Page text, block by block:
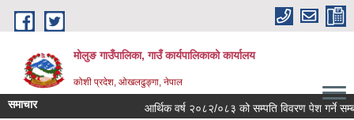
Skip to main content
मोलुङ गाउँपालिका, गाउँ कार्यपालिकाको कार्यालय
कोशी प्रदेश, ओखलढुङ्गा, नेपाल
समाचार आर्थिक वर्ष २०८२/०८३ को सम्पति विवरण पेश गर्ने सम्बन्धी